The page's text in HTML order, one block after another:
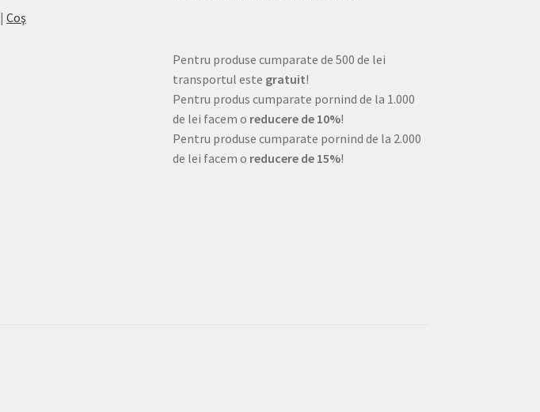
|Coş
Pentru produse cumparate de 500 de lei
transportul este gratuit!
Pentru produs cumparate pornind de la 1.000
de lei facem o reducere de 10%!
Pentru produse cumparate pornind de la 2.000
de lei facem o reducere de 15%!